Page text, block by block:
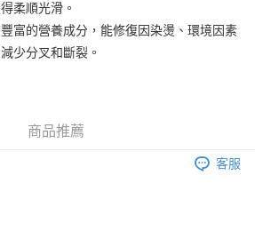
銀行帳戶，並於存款單據寫上訂單編號後電郵至
**我們不會處理沒有提供存款單據的訂
內我們未能收到有關存款，有關訂單將被取消。
柔順光滑。
富的營養成分，能修復因染燙、環境因素
少分叉和斷裂。
商品推薦
客服